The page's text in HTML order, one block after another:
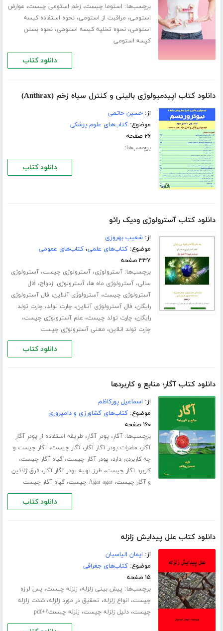
برچسب‌ها: استوما چیست، زخم استومی چیست، عوارض
استومی، مراقبت از استومی،نحوه استفاده کیسه
استومی،نحوه تخلیه کیسه استومی،نحوه بستن
کیسه استومی
دانلود کتاب
دانلود کتاب اپیدمیولوژی بالینی و كنترل سیاه زخم (Anthrax)
از:حسین حاتمی
موضوع:کتاب‌های علوم پزشکی
۲۶ صفحه
برچسب‌ها:
دانلود کتاب
دانلود کتاب آسترولوژی ودیک رائو
از:شعیب بهروزی
موضوع:کتاب‌های علمی،کتاب‌های عمومی
۳۳۷ صفحه
برچسب‌ها:آسترولوژی،آسترولوژی چیست،آسترولوژی
سالی،آسترولوژی ماه ها،آسترولوژی ازدواج، فال
آسترولوژی چیست،آسترولوژی آنلاین، فال آسترولوژی
رایگان، فال آسترولوژی آنلاین، چارت تولد، چارت تولد
رایگان، چارت تولد چیست، علم آسترولوژی چیست،
چارت تولد انلاین، معنی آسترولوژی چیست
دانلود کتاب
دانلود کتاب آگار؛ منابع و کاربردها
از: اسماعیل پورکاظم
موضوع:کتاب‌های کشاورزی و دامپروری
۱۶۰ صفحه
برچسب‌ها:آگار، پودر آگار، طریقه استفاده از پودر آگار
آگار، مضرات پودر آگار آگار،آگار چیست،آگار چیست و
چه کاربردی دارد، پودر آگار چیست،گیاه آگار چیست،
کاربرد آگار چیست، طرز تهیه پودر آگار آگار، فرق ژلاتین
و آگار چیست،Agar agar چیست ،گیاه آگار چیست
دانلود کتاب
دانلود کتاب علل پیدایش زلزله
از: ایمان الیاسیان
موضوع:کتاب‌های جغرافی
۱۵ صفحه
برچسب‌ها: پیش بینی زلزله، زلزله چیست، پس لرزه
چیست، انواع زلزله، تحقیق در مورد زلزله،شدت زلزله
چیست،دلیل زلزله چیست، زلزله چیست؟+pdf